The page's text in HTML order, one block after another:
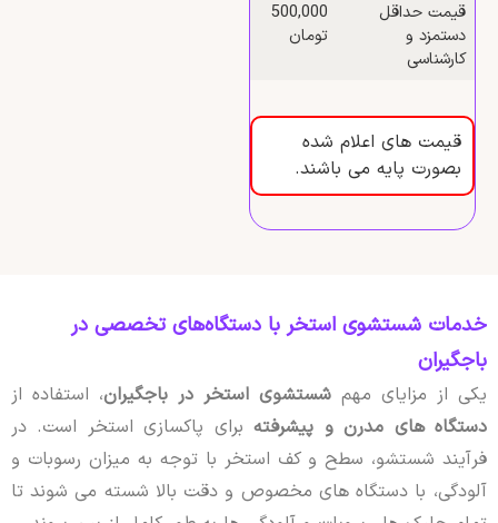
قیمت حداقل
دستمزد و
کارشناسی
500,000
تومان
قیمت های اعلام شده
بصورت پایه می باشند.
خدمات شستشوی استخر با دستگاه‌های تخصصی در
باجگیران
یکی از مزایای مهم شستشوی استخر در باجگیران، استفاده از
دستگاه های مدرن و پیشرفتهبرای پاکسازی استخر است. در
فرآیند شستشو، سطح و کف استخر با توجه به میزان رسوبات و
آلودگی، با دستگاه های مخصوص و دقت بالا شسته می شوند تا